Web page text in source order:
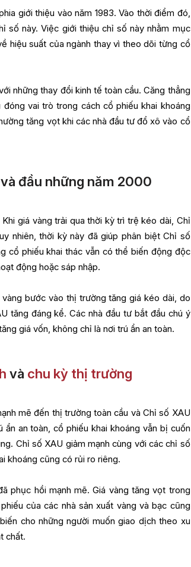
giới thiệu vào năm 1983. Vào thời điểm đó,
số này. Việc giới thiệu chỉ số này nhằm mục
hiệu suất của ngành thay vì theo dõi từng cổ
những thay đổi kinh tế toàn cầu. Căng thẳng
vai trò trong cách cổ phiếu khai khoáng
tăng vọt khi các nhà đầu tư đổ xô vào cổ
đầu những năm 2000
giá vàng trải qua thời kỳ trì trệ kéo dài, Chỉ
nhiên, thời kỳ này đã giúp phân biệt Chỉ số
cổ phiếu khai thác vẫn có thể biến động độc
động hoặc sáp nhập.
bước vào thị trường tăng giá kéo dài, do
tăng đáng kể. Các nhà đầu tư bắt đầu chú ý
giá vốn, không chỉ là nơi trú ẩn an toàn.
và chu kỳ thị trường
mẽ đến thị trường toàn cầu và Chỉ số XAU
an toàn, cổ phiếu khai khoáng vẫn bị cuốn
Chỉ số XAU giảm mạnh cùng với các chỉ số
khoáng cũng có rủi ro riêng.
phục hồi mạnh mẽ. Giá vàng tăng vọt trong
của các nhà sản xuất vàng và bạc cũng
cho những người muốn giao dịch theo xu
chất.